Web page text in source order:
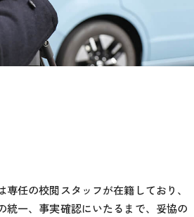
任の校閲スタッフが在籍しており、
統一、事実確認にいたるまで、妥協の